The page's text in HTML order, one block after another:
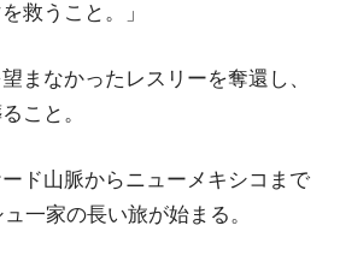
救うこと。」
まなかったレスリーを奪還し、
こと。
ド山脈からニューメキシコまで
一家の長い旅が始まる。